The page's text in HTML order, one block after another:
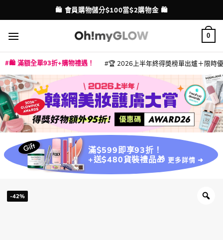
to
content
配送港澳
💳 支援消費券、FPS、八達通、PAYME、信用卡付款
0
🛍️ 滿額全單93折+購物禮遇！ 🏆 2026上半年終得奬榜單出爐＋限時
滿$599即享93折！
+送$480貨裝禮品🎁 更多詳情 ➜
-42%